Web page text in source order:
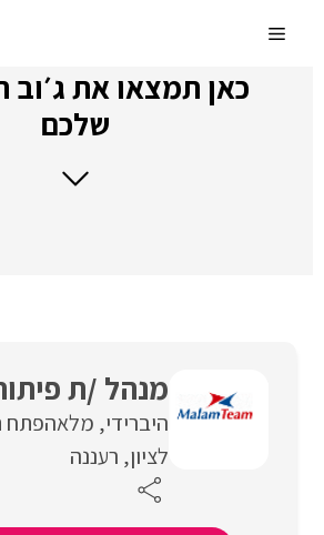
לתוכןMenu
כאן תמצאו את ג׳וב
שלכם
מנהל /ת
היברידי מלאהפתח
לציון רעננה